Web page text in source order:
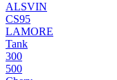
ALSVIN
CS95
LAMORE
Tank
300
500